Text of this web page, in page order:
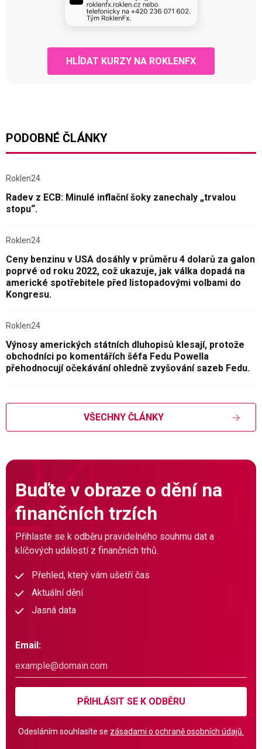
HLÍDAT KURZY NA ROKLENFX
PODOBNÉ ČLÁNKY
Roklen24
Radev z ECB: Minulé inflační šoky zanechaly „trvalou
stopu“.
Roklen24
Ceny benzinu v USA dosáhly v průměru 4 dolarů za galon
poprvé od roku 2022, což ukazuje, jak válka dopadá na
americké spotřebitele před listopadovými volbami do
Kongresu.
Roklen24
Výnosy amerických státních dluhopisů klesají, protože
obchodníci po komentářích šéfa Fedu Powella
přehodnocují očekávání ohledně zvyšování sazeb Fedu.
VŠECHNY ČLÁNKY
Buďte v obraze o dění na
finančních trzích
Přihlaste se k odběru pravidelného souhrnu dat a
klíčových událostí z finančních trhů.
Přehled, který vám ušetří čas
Aktuální dění
Jasná data
Email:
PŘIHLÁSIT SE K ODBĚRU
Odesláním souhlasíte se zásadami o ochraně osobních údajů.